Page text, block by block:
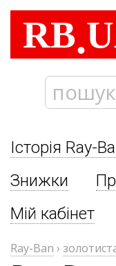
RB.
Історія Ray-
Знижки
Мій кабінет
Ray-Ban ›